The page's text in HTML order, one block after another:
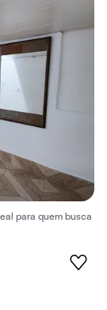
para quem busca